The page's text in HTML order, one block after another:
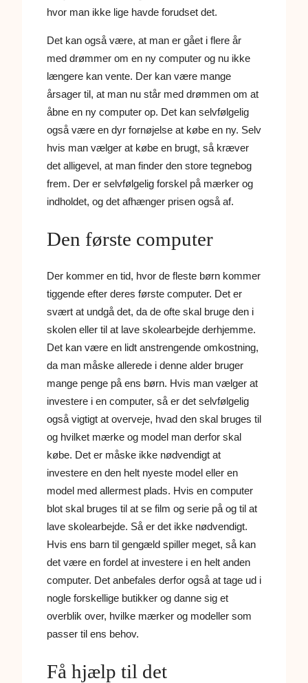
hvor man ikke lige havde forudset det.
Det kan også være, at man er gået i flere år
med drømmer om en ny computer og nu ikke
længere kan vente. Der kan være mange
årsager til, at man nu står med drømmen om at
åbne en ny computer op. Det kan selvfølgelig
også være en dyr fornøjelse at købe en ny. Selv
hvis man vælger at købe en brugt, så kræver
det alligevel, at man finder den store tegnebog
frem. Der er selvfølgelig forskel på mærker og
indholdet, og det afhænger prisen også af.
Den første computer
Der kommer en tid, hvor de fleste børn kommer
tiggende efter deres første computer. Det er
svært at undgå det, da de ofte skal bruge den i
skolen eller til at lave skolearbejde derhjemme.
Det kan være en lidt anstrengende omkostning,
da man måske allerede i denne alder bruger
mange penge på ens børn. Hvis man vælger at
investere i en computer, så er det selvfølgelig
også vigtigt at overveje, hvad den skal bruges til
og hvilket mærke og model man derfor skal
købe. Det er måske ikke nødvendigt at
investere en den helt nyeste model eller en
model med allermest plads. Hvis en computer
blot skal bruges til at se film og serie på og til at
lave skolearbejde. Så er det ikke nødvendigt.
Hvis ens barn til gengæld spiller meget, så kan
det være en fordel at investere i en helt anden
computer. Det anbefales derfor også at tage ud i
nogle forskellige butikker og danne sig et
overblik over, hvilke mærker og modeller som
passer til ens behov.
Få hjælp til det